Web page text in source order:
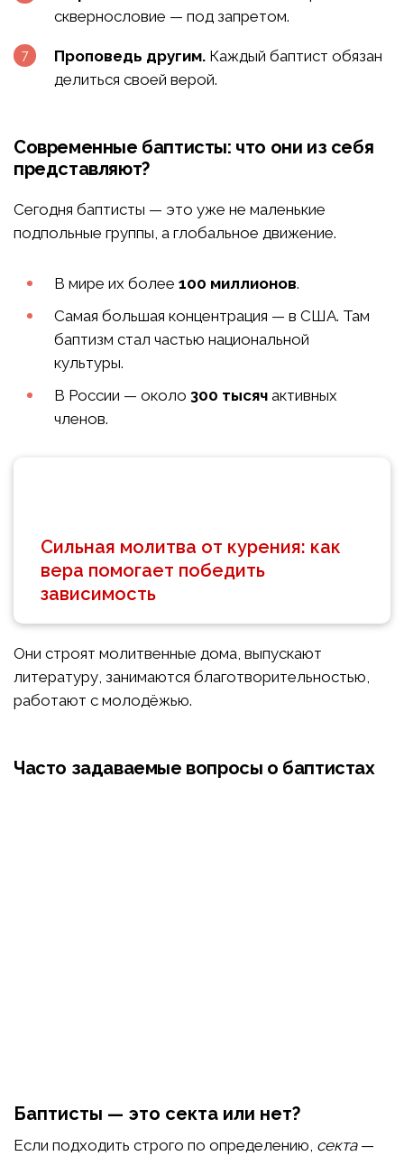
сквернословие — под запретом.
Проповедь другим. Каждый баптист обязан
делиться своей верой.
Современные баптисты: что они из себя
представляют?
Сегодня баптисты — это уже не маленькие
подпольные группы, а глобальное движение.
В мире их более 100 миллионов.
Самая большая концентрация — в США. Там
баптизм стал частью национальной
культуры.
В России — около 300 тысяч активных
членов.
Сильная молитва от курения: как
вера помогает победить
зависимость
Они строят молитвенные дома, выпускают
литературу, занимаются благотворительностью,
работают с молодёжью.
Часто задаваемые вопросы о баптистах
Баптисты — это секта или нет?
Если подходить строго по определению, секта—